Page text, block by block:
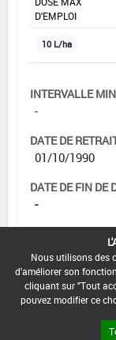
D'EMPLOI
10 L/ha
INTERVALLE
-
DATE DE
01/10/1990
DATE DE FIN DE
-
DATE DE FIN
-
Nous utilisons des
d'améliorer son
cliquant sur "Tout
pouvez modifier ce